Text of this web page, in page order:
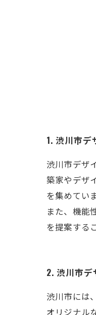
1. 渋川市デ
渋川市デザ
築家やデザ
を集めてい
また、機能
を提案する
2. 渋川市デ
渋川市には
オリジナル